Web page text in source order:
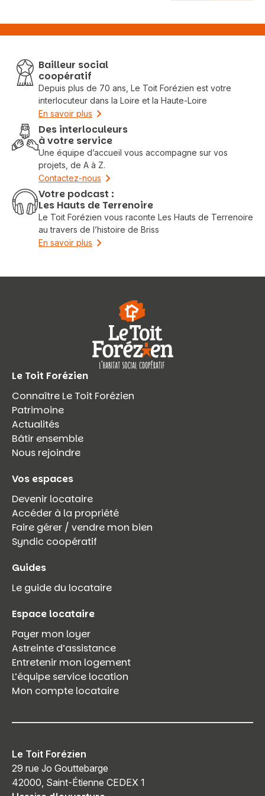
Bailleur social
coopératif
Depuis plus de 70 ans, Le Toit Forézien est votre
interlocuteur dans la Loire et la Haute-Loire
En savoir plus
Des interloculeurs
à votre service
Une équipe d’accueil vous accompagne sur vos
projets, de A à Z.
Contactez-nous
Votre podcast :
Les Hauts de Terrenoire
Le Toit Forézien vous raconte Les Hauts de Terrenoire
au travers de l’histoire de Briss
En savoir plus
Le Toit Forézien
Connaître Le Toit Forézien
Patrimoine
Actualités
Bâtir ensemble
Nous rejoindre
Vos espaces
Devenir locataire
Accéder à la propriété
Faire gérer / vendre mon bien
Syndic coopératif
Guides
Le guide du locataire
Espace locataire
Payer mon loyer
Astreinte d’assistance
Entretenir mon logement
L’équipe service location
Mon compte locataire
Le Toit Forézien
29 rue Jo Gouttebarge
42000, Saint-Étienne CEDEX 1